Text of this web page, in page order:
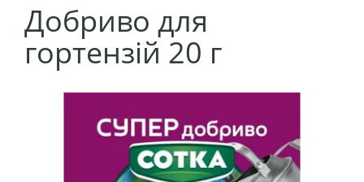
Добриво для
гортензій 20 г